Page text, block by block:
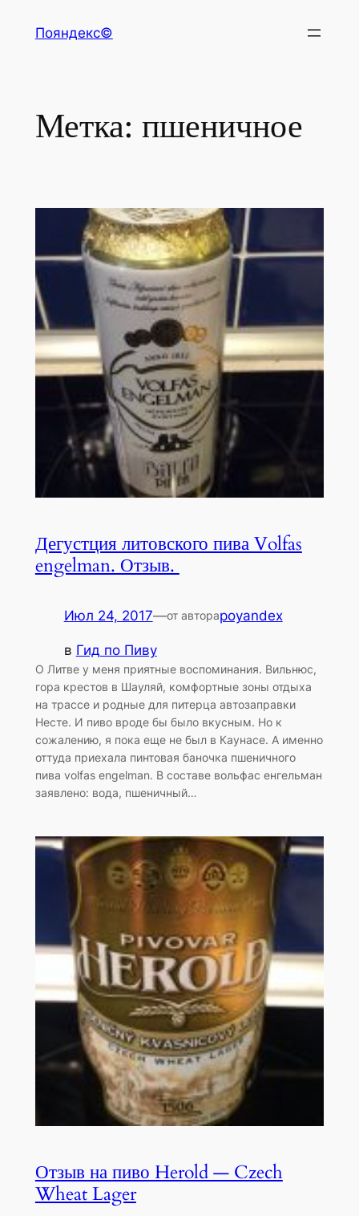
Пояндекс©
Метка: пшеничное
Дегустция литовского пива Volfas
engelman. Отзыв.
Июл 24, 2017—от автораpoyandex
в Гид по Пиву
О Литве у меня приятные воспоминания. Вильнюс,
гора крестов в Шауляй, комфортные зоны отдыха
на трассе и родные для питерца автозаправки
Несте. И пиво вроде бы было вкусным. Но к
сожалению, я пока еще не был в Каунасе. А именно
оттуда приехала пинтовая баночка пшеничного
пива volfas engelman. В составе вольфас енгельман
заявлено: вода, пшеничный…
Отзыв на пиво Herold — Czech
Wheat Lager